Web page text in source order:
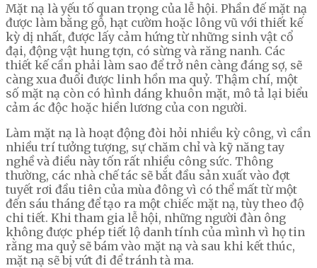
Mặt nạ là yếu tố quan trọng của lễ hội. Phần đế mặt nạ
được làm bằng gỗ, hạt cườm hoặc lông vũ với thiết kế
kỳ dị nhất, được lấy cảm hứng từ những sinh vật cổ
đại, động vật hung tợn, có sừng và răng nanh. Các
thiết kế cần phải làm sao để trở nên càng đáng sợ, sẽ
càng xua đuổi được linh hồn ma quỷ. Thậm chí, một
số mặt nạ còn có hình dáng khuôn mặt, mô tả lại biểu
cảm ác độc hoặc hiền lương của con người.
Làm mặt nạ là hoạt động đòi hỏi nhiều kỳ công, vì cần
nhiều trí tưởng tượng, sự chăm chỉ và kỹ năng tay
nghề và điều này tốn rất nhiều công sức. Thông
thường, các nhà chế tác sẽ bắt đầu sản xuất vào đợt
tuyết rơi đầu tiên của mùa đông vì có thể mất từ một
đến sáu tháng để tạo ra một chiếc mặt nạ, tùy theo độ
chi tiết. Khi tham gia lễ hội, những người đàn ông
không được phép tiết lộ danh tính của mình vì họ tin
rằng ma quỷ sẽ bám vào mặt nạ và sau khi kết thúc,
mặt nạ sẽ bị vứt đi để tránh tà ma.